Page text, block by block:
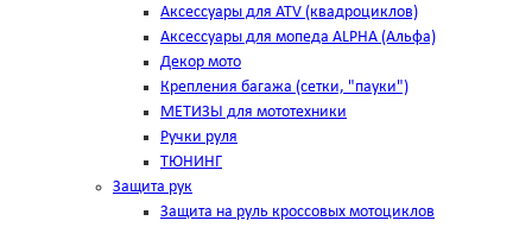
Аксессуары для ATV (квадроциклов)
Аксессуары для мопеда ALPHA (Альфа)
Декор мото
Крепления багажа (сетки, "пауки")
МЕТИЗЫ для мототехники
Ручки руля
ТЮНИНГ
Защита рук
Защита на руль кроссовых мотоциклов